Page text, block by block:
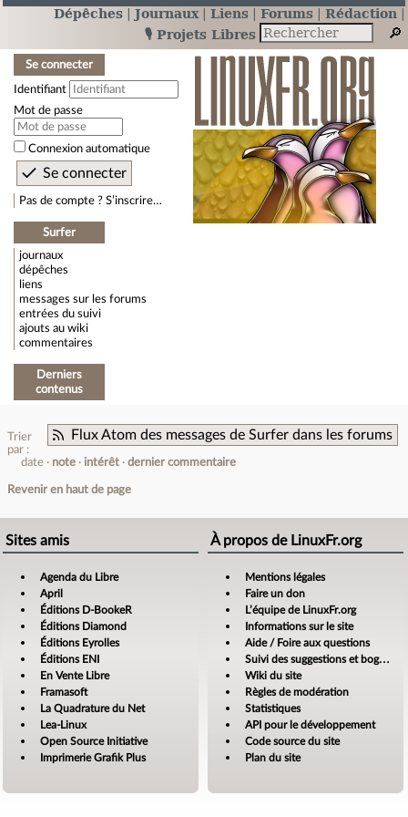
Dépêches Journaux Liens Forums
Rédaction
🎙️ Projets Libres
Se connecter
Identifiant
Mot de passe
Connexion automatique
Pas de compte ? S’inscrire…
Surfer
journaux
dépêches
liens
messages sur les forums
entrées du suivi
ajouts au wiki
commentaires
Derniers
contenus
Flux Atom des messages de Surfer dans les forums
Trier
par :
date
note intérêt dernier commentaire
Revenir en haut de page
Sites amis
Agenda du Libre
April
Éditions D-BookeR
Éditions Diamond
Éditions Eyrolles
Éditions ENI
En Vente Libre
Framasoft
La Quadrature du Net
Lea-Linux
Open Source Initiative
Imprimerie Grafik Plus
À propos de LinuxFr.org
Mentions légales
Faire un don
L’équipe de LinuxFr.org
Informations sur le site
Aide / Foire aux questions
Suivi des suggestions et bogues
Wiki du site
Règles de modération
Statistiques
API pour le développement
Code source du site
Plan du site